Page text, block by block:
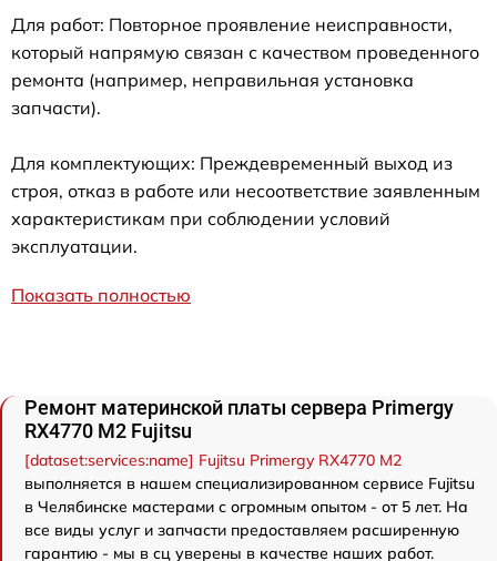
Для работ: Повторное проявление неисправности,
который напрямую связан с качеством проведенного
ремонта (например, неправильная установка
запчасти).
Для комплектующих: Преждевременный выход из
строя, отказ в работе или несоответствие заявленным
характеристикам при соблюдении условий
эксплуатации.
Показать полностью
Ремонт материнской платы сервера Primergy
RX4770 M2 Fujitsu
[dataset:services:name] Fujitsu Primergy RX4770 M2
выполняется в нашем специализированном сервисе Fujitsu
в Челябинске мастерами с огромным опытом - от 5 лет. На
все виды услуг и запчасти предоставляем расширенную
гарантию - мы в сц уверены в качестве наших работ.